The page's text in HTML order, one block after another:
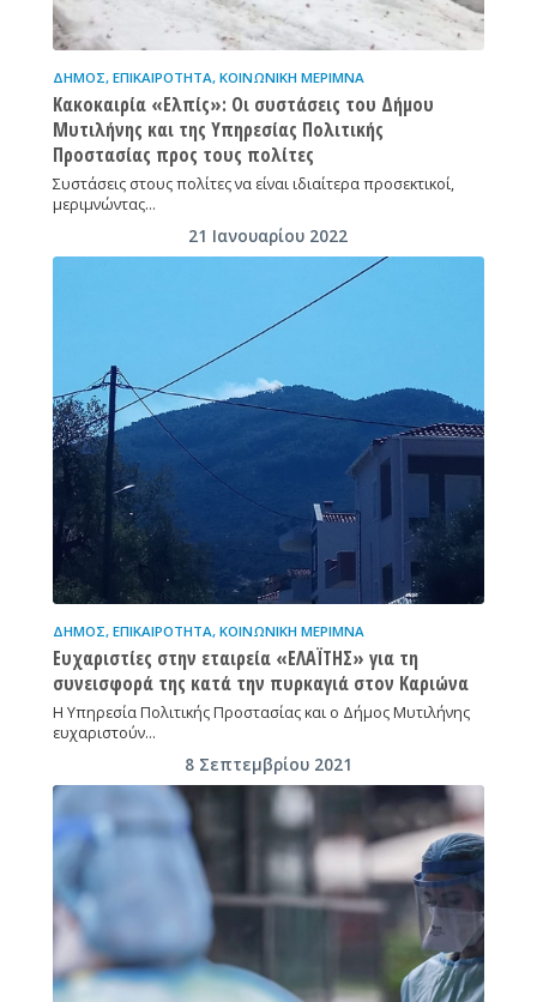
ΔΉΜΟΣ, ΕΠΙΚΑΙΡΌΤΗΤΑ, ΚΟΙΝΩΝΙΚΉ ΜΈΡΙΜΝΑ
Κακοκαιρία «Ελπίς»: Οι συστάσεις του Δήμου
Μυτιλήνης και της Υπηρεσίας Πολιτικής
Προστασίας προς τους πολίτες
Συστάσεις στους πολίτες να είναι ιδιαίτερα προσεκτικοί,
μεριμνώντας…
21 Ιανουαρίου 2022
ΔΉΜΟΣ, ΕΠΙΚΑΙΡΌΤΗΤΑ, ΚΟΙΝΩΝΙΚΉ ΜΈΡΙΜΝΑ
Ευχαριστίες στην εταιρεία «ΕΛΑΪΤΗΣ» για τη
συνεισφορά της κατά την πυρκαγιά στον Καριώνα
Η Υπηρεσία Πολιτικής Προστασίας και ο Δήμος Μυτιλήνης
ευχαριστούν…
8 Σεπτεμβρίου 2021